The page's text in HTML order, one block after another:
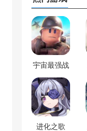
宇宙最强战
进化之歌